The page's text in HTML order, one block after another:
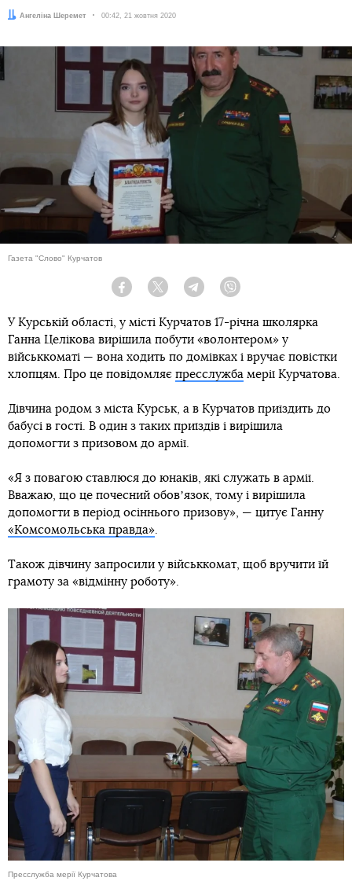
Автор:
Ангеліна Шеремет Дата:
00:42, 21 жовтня 2020
Газета "Слово" Курчатов
Facebook Twitter Telegram
У Курській області, у місті Курчатов 17-річна школярка
Ганна Целікова вирішила побути «волонтером» у
військкоматі — вона ходить по домівках і вручає повістки
хлопцям. Про це повідомляє пресслужба мерії Курчатова.
Дівчина родом з міста Курськ, а в Курчатов приїздить до
бабусі в гості. В один з таких приїздів і вирішила
допомогти з призовом до армії.
«Я з повагою ставлюся до юнаків, які служать в армії.
Вважаю, що це почесний обовʼязок, тому і вирішила
допомогти в період осіннього призову», — цитує Ганну
«Комсомольська правда»
Також дівчину запросили у військкомат, щоб вручити їй
грамоту за «відмінну роботу».
Пресслужба мерії Курчатова